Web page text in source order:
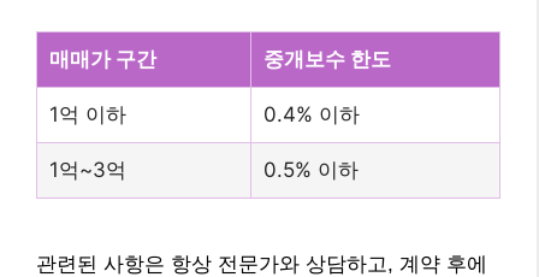
매매가 구간 중개보수 한도
1억 이하 0.4% 이하
1억~3억 0.5% 이하
관련된 사항은 항상 전문가와 상담하고, 계약 후에